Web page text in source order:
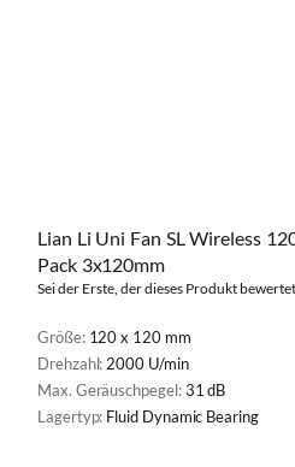
Lian Li Uni Fan SL Wireless
Pack 3x120mm
Sei der Erste, der dieses Produkt bewertet
Größe: 120 x 120 mm
Drehzahl: 2000 U/min
Max. Geräuschpegel:31 dB
Lagertyp: Fluid Dynamic Bearing